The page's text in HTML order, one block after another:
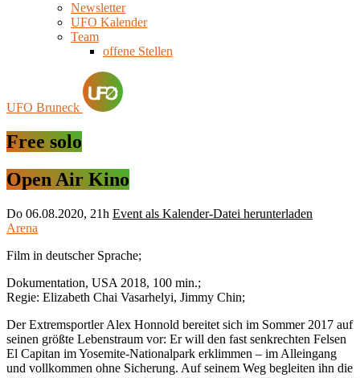
Newsletter
UFO Kalender
Team
offene Stellen
UFO Bruneck
Free solo
Open Air Kino
Do 06.08.2020, 21h Event als Kalender-Datei herunterladen
Arena
Film in deutscher Sprache;
Dokumentation, USA 2018, 100 min.;
Regie: Elizabeth Chai Vasarhelyi, Jimmy Chin;
Der Extremsportler Alex Honnold bereitet sich im Sommer 2017 auf
seinen größte Lebenstraum vor: Er will den fast senkrechten Felsen
El Capitan im Yosemite-Nationalpark erklimmen – im Alleingang
und vollkommen ohne Sicherung. Auf seinem Weg begleiten ihn die